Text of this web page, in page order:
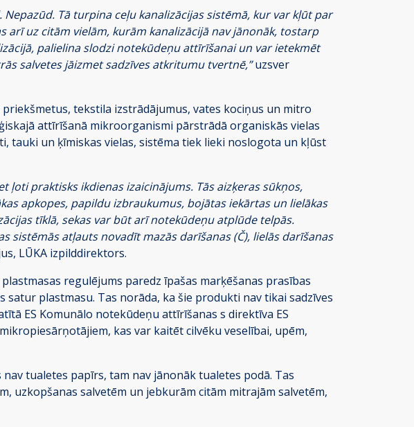
Tā turpina ceļu kanalizācijas sistēmā, kur var kļūt par
uz citām vielām, kurām kanalizācijā nav jānonāk, tostarp
palielina slodzi notekūdeņu attīrīšanai un var ietekmēt
salvetes jāizmet sadzīves atkritumu tvertnē,”uzsver
tekstila izstrādājumus, vates kociņus un mitro
attīrīšanā mikroorganismi pārstrādā organiskās vielas
tauki un ķīmiskas vielas, sistēma tiek lieki noslogota un kļūst
praktisks ikdienas izaicinājums. Tās aizķeras sūkņos,
apkopes, papildu izbraukumus, bojātas iekārtas un lielākas
tīklā, sekas var būt arī notekūdeņu atplūde telpās.
sistēmās atļauts novadīt mazās darīšanas (Č), lielās darīšanas
LŪKA izpilddirektors.
regulējums paredz īpašas marķēšanas prasības
plastmasu. Tas norāda, ka šie produkti nav tikai sadzīves
ES Komunālo notekūdeņu attīrīšanas s direktīva ES
kas var kaitēt cilvēku veselībai, upēm,
tualetes papīrs, tam nav jānonāk tualetes podā. Tas
uzkopšanas salvetēm un jebkurām citām mitrajām salvetēm,